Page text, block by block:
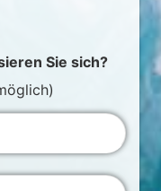
Sie sich?